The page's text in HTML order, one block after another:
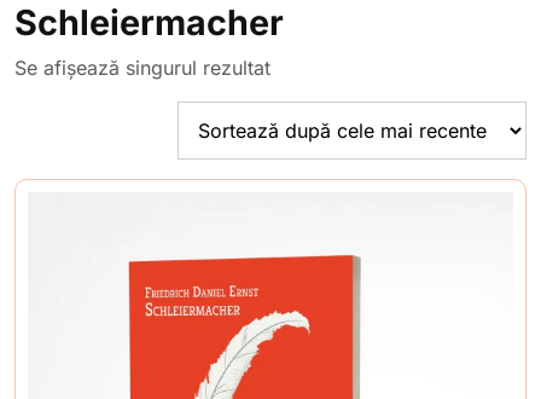
Schleiermacher
Se afișează singurul rezultat